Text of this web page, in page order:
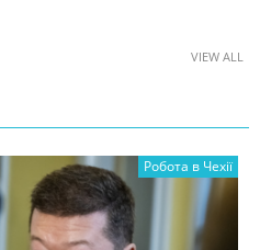
VIEW ALL
Робота в Чехії